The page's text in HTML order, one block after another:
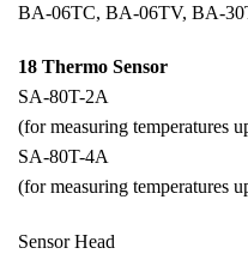
BA-06TC, BA-06TV, BA-
18 Thermo Sensor
SA-80T-2A
(for measuring temperatures
SA-80T-4A
(for measuring temperatures
Sensor Head